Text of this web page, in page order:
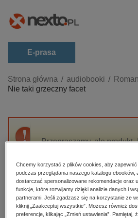
E-prasa
Kategorie
Zobacz wszystkie E-prasa
budownictwo, aranżacja
darmowe wydania
edukacja
hobby, sport, rozrywka
komputery, internet,
Strona główna audiobooki
Nie taki grzeczny facet
Przepraszamy, ale produkt
High-contrast mode
Polecane
Chcemy korzystać z plików cookies, aby
podczas przeglądania naszego katalogu ebooków,
dostarczać spersonalizowane rekomendacje oraz
funkcje, które rozwijamy dzięki analizie danych i
partnerami. Jeśli zgadzasz się na korzystanie ze
kliknij „Zaakceptuj wszystkie”. Możesz również
preferencje, klikając „Zmień ustawienia”. Pamiętaj,